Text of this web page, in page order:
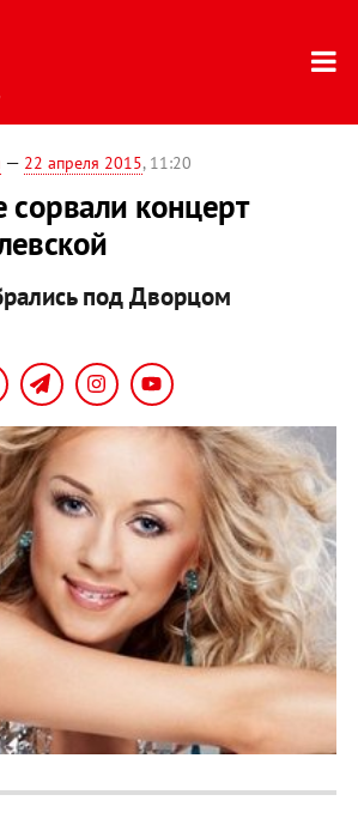
— 22 апреля 2015, 11:20
сорвали концерт
под Дворцом